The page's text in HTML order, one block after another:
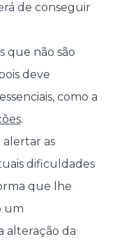
de conseguir
que não são
deve
como a
.
as
dificuldades
que lhe
um
alteração da